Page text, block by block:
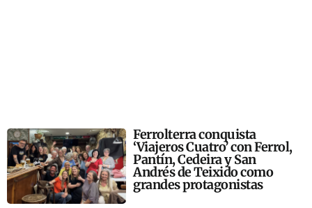
Ferrolterra conquista
‘Viajeros Cuatro’ con Ferrol,
Pantín, Cedeira y San
Andrés de Teixido como
grandes protagonistas